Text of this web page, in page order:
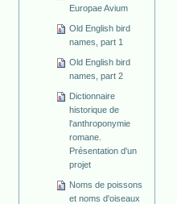
Europae Avium
Old English bird
names, part 1
Old English bird
names, part 2
Dictionnaire
historique de
l'anthroponymie
romane.
Présentation d'un
projet
Noms de poissons
et noms d'oiseaux